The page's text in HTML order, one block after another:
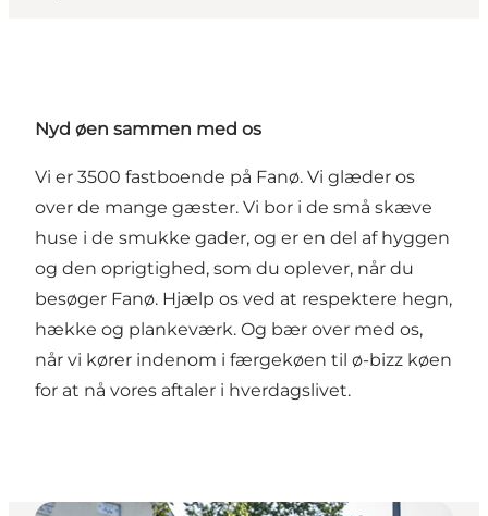
Nyd øen sammen med os
Vi er 3500 fastboende på Fanø. Vi glæder os
over de mange gæster. Vi bor i de små skæve
huse i de smukke gader, og er en del af hyggen
og den oprigtighed, som du oplever, når du
besøger Fanø. Hjælp os ved at respektere hegn,
hække og plankeværk. Og bær over med os,
når vi kører indenom i færgekøen til ø-bizz køen
for at nå vores aftaler i hverdagslivet.